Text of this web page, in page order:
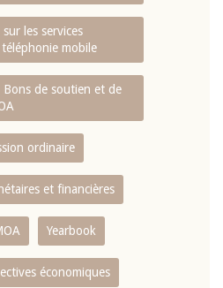
les services
mobile
Bons de soutien et de
ordinaire
et financières
Yearbook
économiques